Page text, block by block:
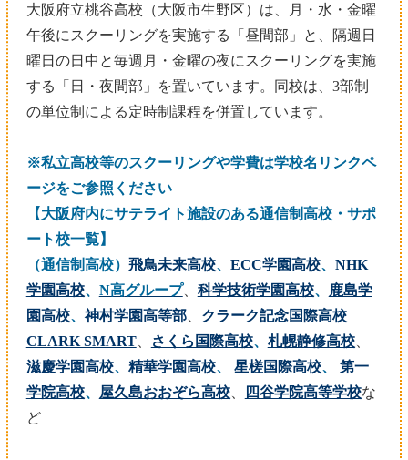
大阪府立桃谷高校（大阪市生野区）は、月・水・金曜
午後にスクーリングを実施する「昼間部」と、隔週日
曜日の日中と毎週月・金曜の夜にスクーリングを実施
する「日・夜間部」を置いています。同校は、3部制
の単位制による定時制課程を併置しています。
※私立高校等のスクーリングや学費は学校名リンクペ
ージをご参照ください
【大阪府内にサテライト施設のある通信制高校・サポ
ート校一覧】
（通信制高校） 飛鳥未来高校、 ECC学園高校、 NHK
学園高校、 N高グループ、 科学技術学園高校、
鹿島学
園高校、神村学園高等部、 クラーク記念国際高校
CLARK SMART、 さくら国際高校、 札幌静修高校、
滋慶学園高校、 精華学園高校、 星槎国際高校、 第一
学院高校、 屋久島おおぞら高校、 四谷学院高等学校な
ど